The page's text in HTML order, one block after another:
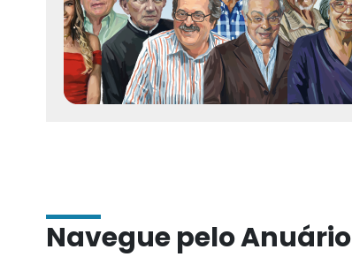
Navegue pelo Anuário